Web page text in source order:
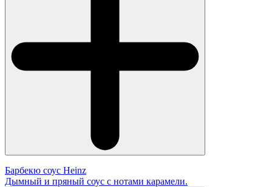
Барбекю соус Heinz
Дымный и пряный соус с нотами карамели.